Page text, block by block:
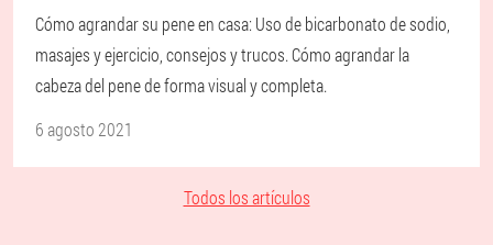
Cómo agrandar su pene en casa: Uso de bicarbonato de sodio,
masajes y ejercicio, consejos y trucos. Cómo agrandar la
cabeza del pene de forma visual y completa.
6 agosto 2021
Todos los artículos